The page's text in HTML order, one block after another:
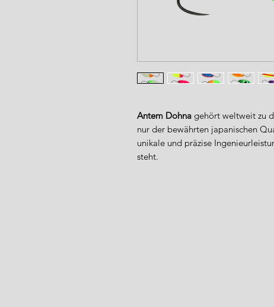
Antem Dohna gehört weltweit zu
nur der bewährten japanischen
unikale und präzise
steht.